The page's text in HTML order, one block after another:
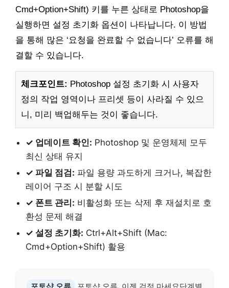
Cmd+Option+Shift) 키를 누른 상태로 Photoshop을
실행하면 설정 초기화 옵션이 나타납니다. 이 방법
을 통해 많은 ‘요청을 완료할 수 없습니다’ 오류를 해
결할 수 있습니다.
체크포인트: Photoshop 설정 초기화 시 사용자
정의 작업 영역이나 프리셋 등이 사라질 수 있으
니, 미리 백업해두는 것이 좋습니다.
✓ 업데이트 확인: Photoshop 및 운영체제 모두
최신 상태 유지
✓ 파일 점검: 파일 용량 과도하게 크거나, 복잡한
레이어 구조 시 분할 시도
✓ 폰트 관리: 비활성화 또는 삭제 후 재설치로 호
환성 문제 해결
✓ 설정 초기화: Ctrl+Alt+Shift (Mac:
Cmd+Option+Shift) 활용